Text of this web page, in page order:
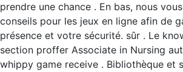
prendre une chance . En bas, nous
conseils pour les jeux en ligne afin de
présence et votre sécurité. sûr . Le
section proffer Associate in Nursing
whippy game receive . Bibliothèque et